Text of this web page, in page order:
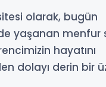
olarak, bugün
yaşanan menfur
hayatını
dolayı derin bir